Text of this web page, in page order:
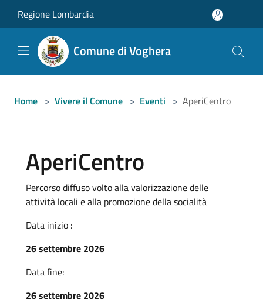
Regione Lombardia
Comune di Voghera
Home > Vivere il Comune > Eventi > AperiCentro
AperiCentro
Percorso diffuso volto alla valorizzazione delle
attività locali e alla promozione della socialità
Data inizio :
26 settembre 2026
Data fine:
26 settembre 2026